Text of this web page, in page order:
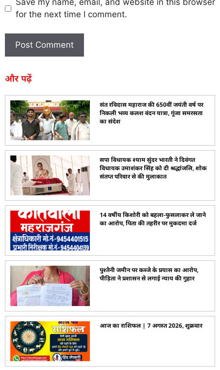
Save my name, email, and website in this browser
for the next time I comment.
और पढ़ें
संत रविदास महाराज की 650वीं जयंती वर्ष पर
निकली भव्य कलश वंदन यात्रा, गूंजा समरसता
का संदेश
सपा विधायक श्याम सुंदर भारती ने दिवंगत
विधायक उमाशंकर सिंह को दी श्रद्धांजलि, शोक
संतप्त परिवार से की मुलाकात
14 वर्षीय किशोरी को बहला-फुसलाकर ले जाने
का आरोप, पिता की तहरीर पर मुकदमा दर्ज
पुश्तैनी जमीन पर कब्जे के प्रयास का आरोप,
पीड़िता ने प्रशासन से लगाई न्याय की गुहार
आज का राशिफल | 7 अगस्त 2026, शुक्रवार